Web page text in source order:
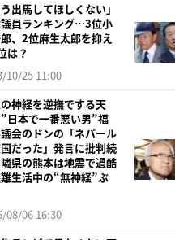
う出馬してほしくない」
員ランキング…3位小
、2位麻生太郎を抑え
は？
10/25 11:00
の神経を逆撫でする天
日本で一番悪い男”福
会のドンの「ネパール
だった」発言に批判続
県の熊本は地震で過酷
生活中の“無神経”ぶ
08/06 16:30